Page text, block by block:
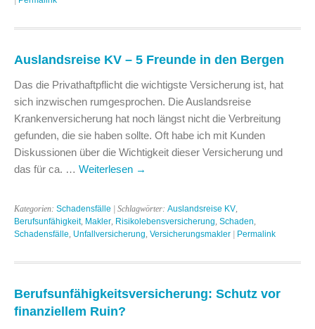
Auslandsreise KV – 5 Freunde in den Bergen
Das die Privathaftpflicht die wichtigste Versicherung ist, hat
sich inzwischen rumgesprochen. Die Auslandsreise
Krankenversicherung hat noch längst nicht die Verbreitung
gefunden, die sie haben sollte. Oft habe ich mit Kunden
Diskussionen über die Wichtigkeit dieser Versicherung und
das für ca. … Weiterlesen →
Kategorien: Schadensfälle | Schlagwörter: Auslandsreise KV
Berufsunfähigkeit, Makler Risikolebensversicherung Schaden
Schadensfälle Unfallversicherung Versicherungsmakler | Permalink
Berufsunfähigkeitsversicherung: Schutz vor
finanziellem Ruin?